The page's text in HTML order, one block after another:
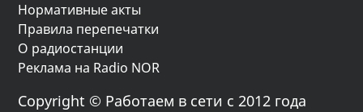
Нормативные акты
Правила перепечатки
О радиостанции
Реклама на Radio NOR
Copyright © Работаем в сети с 2012 года